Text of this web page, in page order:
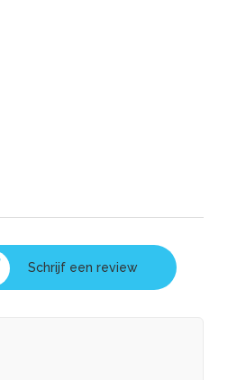
Schrijf een review